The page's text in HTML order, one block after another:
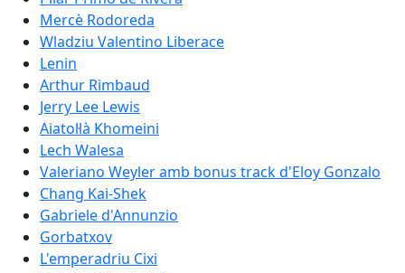
Mercè Rodoreda
Wladziu Valentino Liberace
Lenin
Arthur Rimbaud
Jerry Lee Lewis
Aiatol·là Khomeini
Lech Walesa
Valeriano Weyler amb bonus track d'Eloy Gonzalo
Chang Kai-Shek
Gabriele d'Annunzio
Gorbatxov
L'emperadriu Cixi